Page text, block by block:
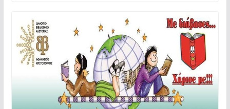
b
o
o
k
p
σ
τε
ίτ
ε